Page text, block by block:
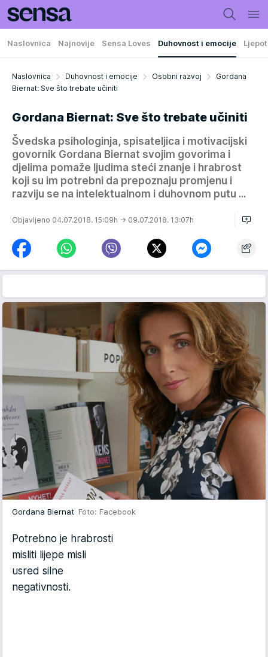
Naslovnica Najnovije Sensa Loves Duhovnost i emocije
Naslovnica Duhovnost i emocije Osobni razvoj
Gordana
Biernat: Sve što trebate učiniti
Gordana Biernat: Sve što trebate učiniti
Švedska psihologinja, spisateljica i motivacijski
govornik Gordana Biernat svojim govorima i
djelima pomaže ljudima steći znanje i hrabrost
koji su im potrebni da prepoznaju promjenu i
razviju se na intelektualnom i duhovnom putu ...
Objavljeno 04.07.2018. 15:09h → 09.07.2018. 13:07h
Gordana Biernat Foto: Facebook
Potrebno je hrabrosti
misliti lijepe misli
usred silne
negativnosti.